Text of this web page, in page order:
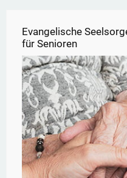
Evangelische
für Senioren